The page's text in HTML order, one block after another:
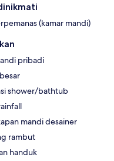
(kamar mandi)
pribadi
shower/bathtub
mandi desainer
rambut
handuk